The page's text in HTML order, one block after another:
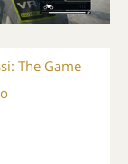
The Game